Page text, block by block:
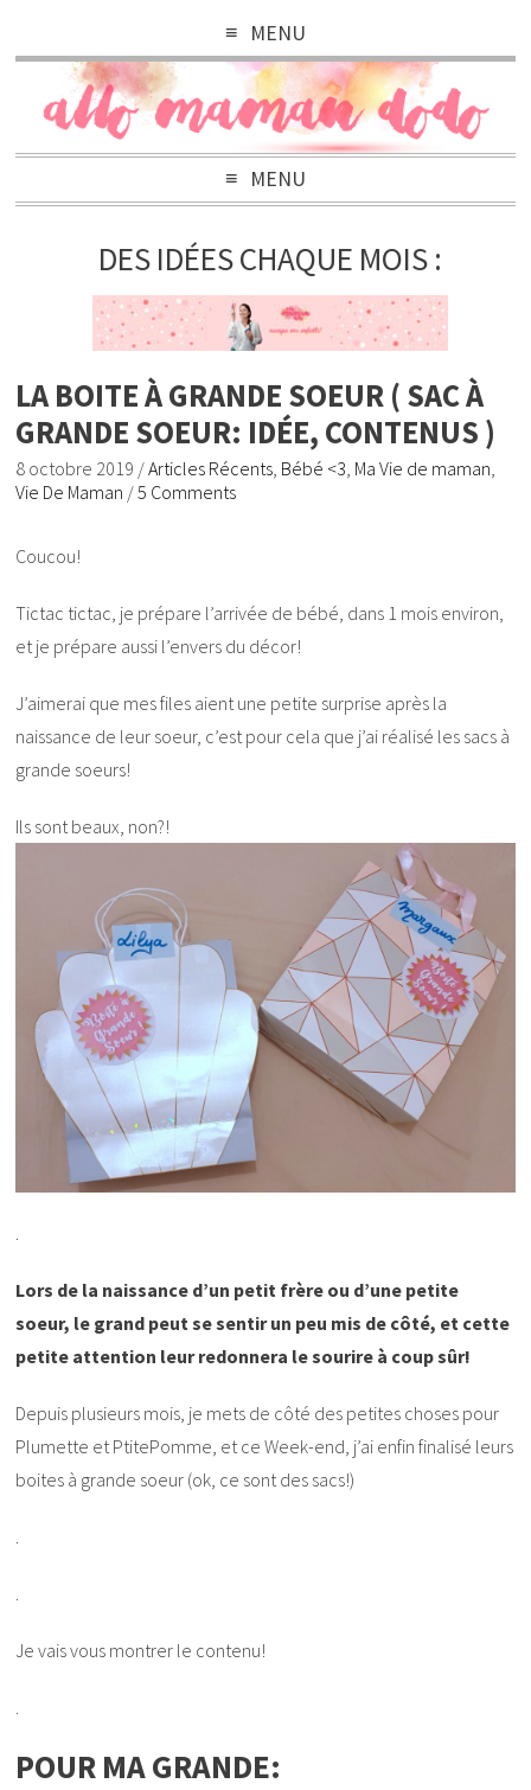
MENU
MENU
DES IDÉES CHAQUE MOIS :
LA BOITE À GRANDE SOEUR ( SAC À
GRANDE SOEUR: IDÉE, CONTENUS )
8 octobre 2019 /Articles Récents Bébé <3 Ma Vie de maman
Vie De Maman /5 Comments
Coucou!
Tictac tictac, je prépare l’arrivée de bébé, dans 1 mois environ,
et je prépare aussi l’envers du décor!
J’aimerai que mes files aient une petite surprise après la
naissance de leur soeur, c’est pour cela que j’ai réalisé les sacs à
grande soeurs!
Ils sont beaux, non?!
Lors de la naissance d’un petit frère ou d’une petite
soeur, le grand peut se sentir un peu mis de côté, et cette
petite attention leur redonnera le sourire à coup sûr!
Depuis plusieurs mois, je mets de côté des petites choses pour
Plumette et PtitePomme, et ce Week-end, j’ai enfin finalisé leurs
boites à grande soeur (ok, ce sont des sacs!)
Je vais vous montrer le contenu!
POUR MA GRANDE: